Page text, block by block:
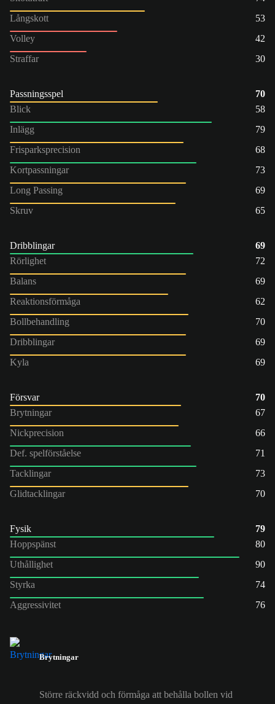
Långskott
53
Volley
42
Straffar
30
Passningsspel
70
Blick
58
Inlägg
79
Frisparksprecision
68
Kortpassningar
73
Long Passing
69
Skruv
65
Dribblingar
69
Rörlighet
72
Balans
69
Reaktionsförmåga
62
Bollbehandling
70
Dribblingar
69
Kyla
69
Försvar
70
Brytningar
67
Nickprecision
66
Def. spelförståelse
71
Tacklingar
73
Glidtacklingar
70
Fysik
79
Hoppspänst
80
Uthållighet
90
Styrka
74
Aggressivitet
76
Brytningar
Större räckvidd och förmåga att behålla bollen vid